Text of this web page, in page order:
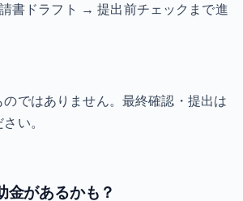
書ドラフト → 提出前チェックまで進
ではありません。最終確認・提出は
い。
金があるかも？